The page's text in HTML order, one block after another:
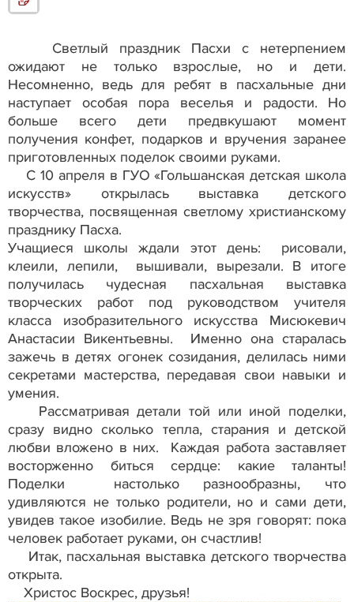
Светлый праздник Пасхи с нетерпением
ожидают не только взрослые, но и дети.
Несомненно, ведь для ребят в пасхальные дни
наступает особая пора веселья и радости. Но
больше всего дети предвкушают момент
получения конфет, подарков и вручения заранее
приготовленных поделок своими руками.
С 10 апреля в ГУО «Гольшанская детская школа
искусств» открылась выставка детского
творчества, посвященная светлому христианскому
празднику Пасха.
Учащиеся школы ждали этот день: рисовали,
клеили, лепили, вышивали, вырезали. В итоге
получилась чудесная пасхальная выставка
творческих работ под руководством учителя
класса изобразительного искусства Мисюкевич
Анастасии Викентьевны. Именно она старалась
зажечь в детях огонек созидания, делилась ними
секретами мастерства, передавая свои навыки и
умения.
Рассматривая детали той или иной поделки,
сразу видно сколько тепла, старания и детской
любви вложено в них. Каждая работа заставляет
восторженно биться сердце: какие таланты!
Поделки настолько разнообразны, что
удивляются не только родители, но и сами дети,
увидев такое изобилие. Ведь не зря говорят: пока
человек работает руками, он счастлив!
Итак, пасхальная выставка детского творчества
открыта.
Христос Воскрес, друзья!